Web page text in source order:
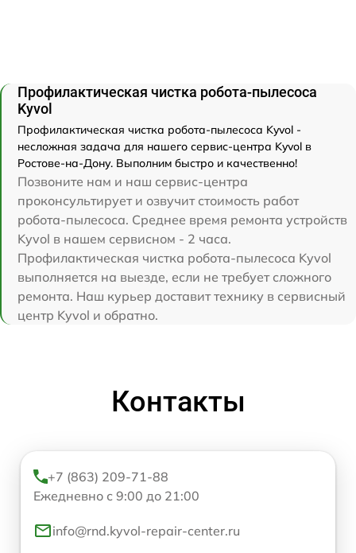
Профилактическая чистка робота-пылесоса
Kyvol
Профилактическая чистка робота-пылесоса Kyvol -
несложная задача для нашего сервис-центра Kyvol в
Ростове-на-Дону. Выполним быстро и качественно!
Позвоните нам и наш сервис-центра
проконсультирует и озвучит стоимость работ
робота-пылесоса. Среднее время ремонта устройств
Kyvol в нашем сервисном - 2 часа.
Профилактическая чистка робота-пылесоса Kyvol
выполняется на выезде, если не требует сложного
ремонта. Наш курьер доставит технику в сервисный
центр Kyvol и обратно.
Контакты
+7 (863) 209-71-88
Ежедневно с 9:00 до 21:00
info@rnd.kyvol-repair-center.ru